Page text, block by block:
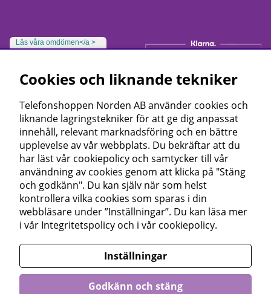
Läs våra omdömen</a >
Cookies och liknande tekniker
Telefonshoppen Norden AB använder cookies och
liknande lagringstekniker för att ge dig anpassat
innehåll, relevant marknadsföring och en bättre
upplevelse av vår webbplats. Du bekräftar att du
har läst vår cookiepolicy och samtycker till vår
användning av cookies genom att klicka på "Stäng
och godkänn". Du kan själv när som helst
kontrollera vilka cookies som sparas i din
webbläsare under ”Inställningar”. Du kan läsa mer
i vår Integritetspolicy och i vår cookiepolicy.
Inställningar
Godkänn och stäng